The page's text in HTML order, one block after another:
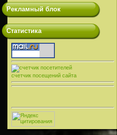
Рекламный блок
Статистика
счетчик посещений сайта